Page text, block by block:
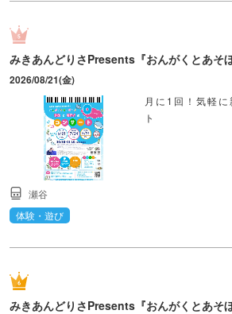
みきあんどりさPresents『おんがくとあそ
2026/08/21(金)
月に1回！気軽
ト
瀬谷
体験・遊び
みきあんどりさPresents『おんがくとあそ